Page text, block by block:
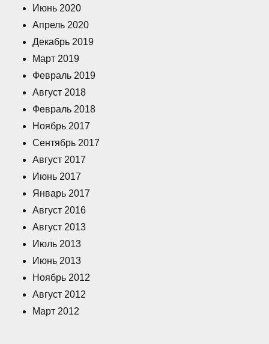
Июнь 2020
Апрель 2020
Декабрь 2019
Март 2019
Февраль 2019
Август 2018
Февраль 2018
Ноябрь 2017
Сентябрь 2017
Август 2017
Июнь 2017
Январь 2017
Август 2016
Август 2013
Июль 2013
Июнь 2013
Ноябрь 2012
Август 2012
Март 2012